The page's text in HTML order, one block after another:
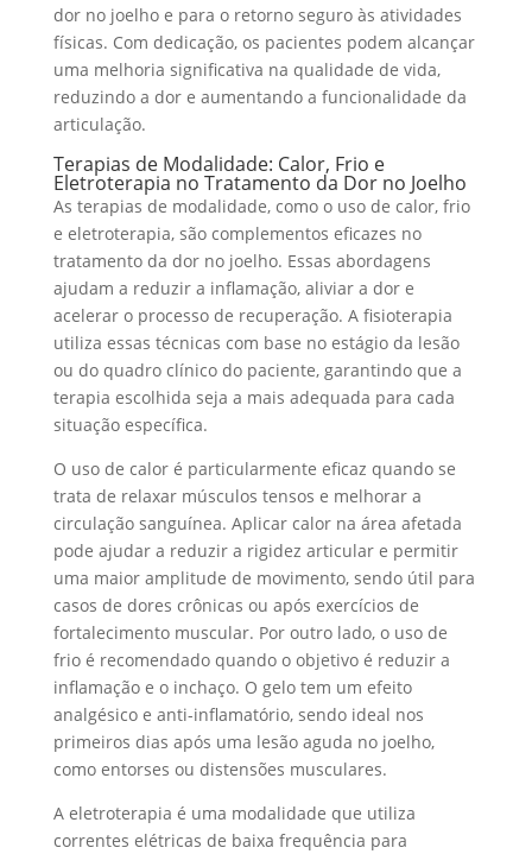
dor no joelho e para o retorno seguro às atividades
físicas. Com dedicação, os pacientes podem alcançar
uma melhoria significativa na qualidade de vida,
reduzindo a dor e aumentando a funcionalidade da
articulação.
Terapias de Modalidade: Calor, Frio e
Eletroterapia no Tratamento da Dor no Joelho
As terapias de modalidade, como o uso de calor, frio
e eletroterapia, são complementos eficazes no
tratamento da dor no joelho. Essas abordagens
ajudam a reduzir a inflamação, aliviar a dor e
acelerar o processo de recuperação. A fisioterapia
utiliza essas técnicas com base no estágio da lesão
ou do quadro clínico do paciente, garantindo que a
terapia escolhida seja a mais adequada para cada
situação específica.
O uso de calor é particularmente eficaz quando se
trata de relaxar músculos tensos e melhorar a
circulação sanguínea. Aplicar calor na área afetada
pode ajudar a reduzir a rigidez articular e permitir
uma maior amplitude de movimento, sendo útil para
casos de dores crônicas ou após exercícios de
fortalecimento muscular. Por outro lado, o uso de
frio é recomendado quando o objetivo é reduzir a
inflamação e o inchaço. O gelo tem um efeito
analgésico e anti-inflamatório, sendo ideal nos
primeiros dias após uma lesão aguda no joelho,
como entorses ou distensões musculares.
A eletroterapia é uma modalidade que utiliza
correntes elétricas de baixa frequência para